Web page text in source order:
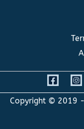
Copyright © 2019